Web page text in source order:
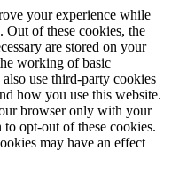
your experience while
Out of these cookies, the
are stored on your
working of basic
use third-party cookies
how you use this website.
browser only with your
opt-out of these cookies.
may have an effect